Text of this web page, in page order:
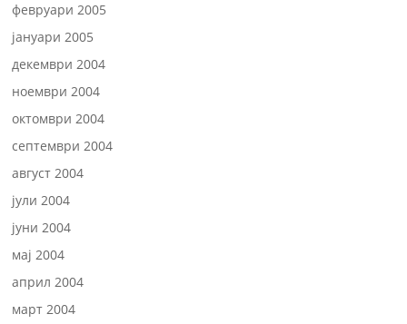
февруари 2005
јануари 2005
декември 2004
ноември 2004
октомври 2004
септември 2004
август 2004
јули 2004
јуни 2004
мај 2004
април 2004
март 2004